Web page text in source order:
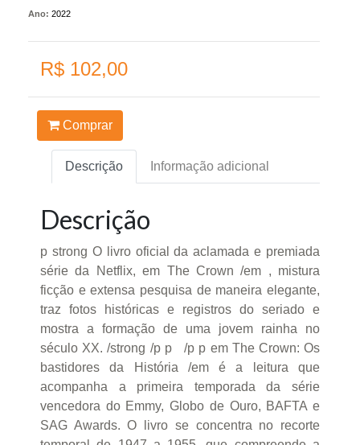
Ano: 2022
R$ 102,00
Comprar
Descrição Informação adicional
Descrição
p strong O livro oficial da aclamada e premiada
série da Netflix, em The Crown /em , mistura
ficção e extensa pesquisa de maneira elegante,
traz fotos históricas e registros do seriado e
mostra a formação de uma jovem rainha no
século XX. /strong /p p /p p em The Crown: Os
bastidores da História /em é a leitura que
acompanha a primeira temporada da série
vencedora do Emmy, Globo de Ouro, BAFTA e
SAG Awards. O livro se concentra no recorte